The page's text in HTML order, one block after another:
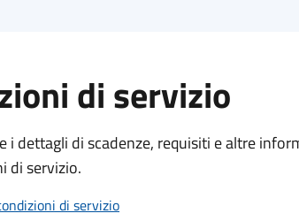
di servizio
i dettagli di scadenze, requisiti e altre
di servizio.
di servizio